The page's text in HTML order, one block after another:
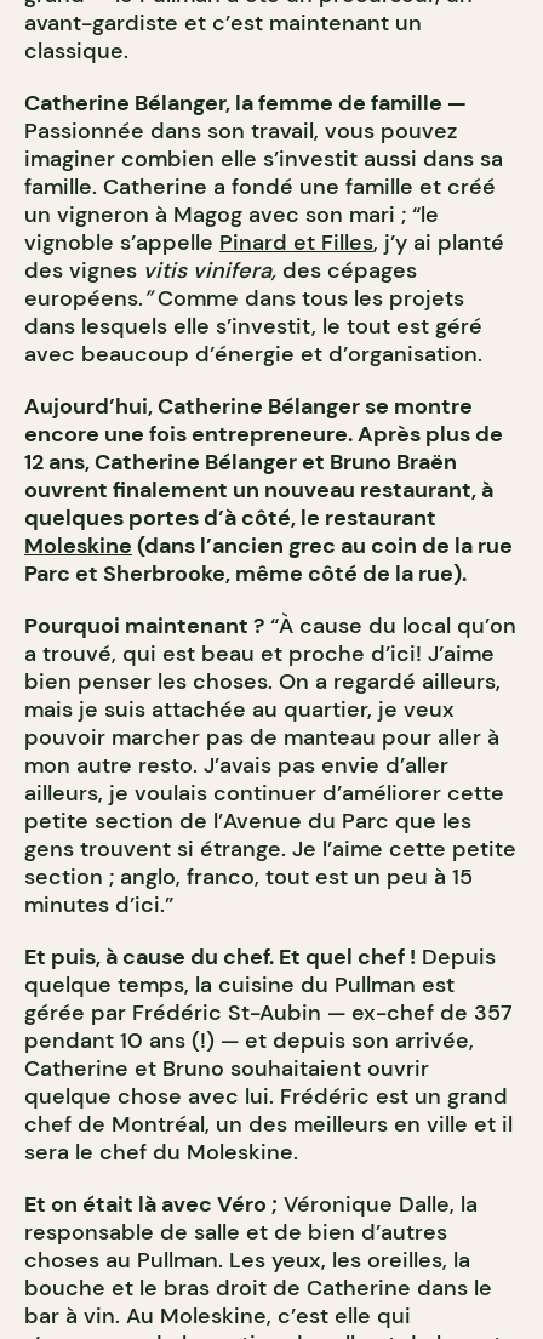
avant-gardiste et c’est maintenant un
classique.
Catherine Bélanger, la femme de famille —
Passionnée dans son travail, vous pouvez
imaginer combien elle s’investit aussi dans sa
famille. Catherine a fondé une famille et créé
un vigneron à Magog avec son mari ; “le
vignoble s’appelle Pinard et Filles, j’y ai planté
des vignes vitis vinifera, des cépages
européens.”Comme dans tous les projets
dans lesquels elle s’investit, le tout est géré
avec beaucoup d’énergie et d’organisation.
Aujourd’hui, Catherine Bélanger se montre
encore une fois entrepreneure. Après plus de
12 ans, Catherine Bélanger et Bruno Braën
ouvrent finalement un nouveau restaurant, à
quelques portes d’à côté, le restaurant
Moleskine (dans l’ancien grec au coin de la rue
Parc et Sherbrooke, même côté de la rue).
Pourquoi maintenant ? “À cause du local qu’on
a trouvé, qui est beau et proche d’ici! J’aime
bien penser les choses. On a regardé ailleurs,
mais je suis attachée au quartier, je veux
pouvoir marcher pas de manteau pour aller à
mon autre resto. J’avais pas envie d’aller
ailleurs, je voulais continuer d’améliorer cette
petite section de l’Avenue du Parc que les
gens trouvent si étrange. Je l’aime cette petite
section ; anglo, franco, tout est un peu à 15
minutes d’ici.”
Et puis, à cause du chef. Et quel chef ! Depuis
quelque temps, la cuisine du Pullman est
gérée par Frédéric St-Aubin — ex-chef de 357
pendant 10 ans (!) — et depuis son arrivée,
Catherine et Bruno souhaitaient ouvrir
quelque chose avec lui. Frédéric est un grand
chef de Montréal, un des meilleurs en ville et il
sera le chef du Moleskine.
Et on était là avec Véro ; Véronique Dalle, la
responsable de salle et de bien d’autres
choses au Pullman. Les yeux, les oreilles, la
bouche et le bras droit de Catherine dans le
bar à vin. Au Moleskine, c’est elle qui